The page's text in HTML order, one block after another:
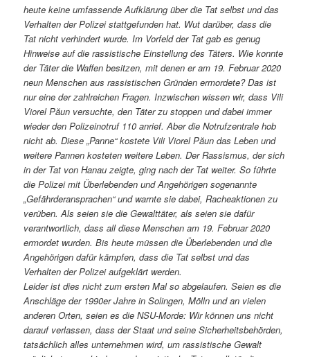
heute keine umfassende Aufklärung über die Tat selbst und das
Verhalten der Polizei stattgefunden hat. Wut darüber, dass die
Tat nicht verhindert wurde. Im Vorfeld der Tat gab es genug
Hinweise auf die rassistische Einstellung des Täters. Wie konnte
der Täter die Waffen besitzen, mit denen er am 19. Februar 2020
neun Menschen aus rassistischen Gründen ermordete? Das ist
nur eine der zahlreichen Fragen. Inzwischen wissen wir, dass Vili
Viorel Păun versuchte, den Täter zu stoppen und dabei immer
wieder den Polizeinotruf 110 anrief. Aber die Notrufzentrale hob
nicht ab. Diese „Panne“ kostete Vili Viorel Păun das Leben und
weitere Pannen kosteten weitere Leben. Der Rassismus, der sich
in der Tat von Hanau zeigte, ging nach der Tat weiter. So führte
die Polizei mit Überlebenden und Angehörigen sogenannte
„Gefährderansprachen“ und warnte sie dabei, Racheaktionen zu
verüben. Als seien sie die Gewalttäter, als seien sie dafür
verantwortlich, dass all diese Menschen am 19. Februar 2020
ermordet wurden. Bis heute müssen die Überlebenden und die
Angehörigen dafür kämpfen, dass die Tat selbst und das
Verhalten der Polizei aufgeklärt werden.
Leider ist dies nicht zum ersten Mal so abgelaufen. Seien es die
Anschläge der 1990er Jahre in Solingen, Mölln und an vielen
anderen Orten, seien es die NSU-Morde: Wir können uns nicht
darauf verlassen, dass der Staat und seine Sicherheitsbehörden,
tatsächlich alles unternehmen wird, um rassistische Gewalt